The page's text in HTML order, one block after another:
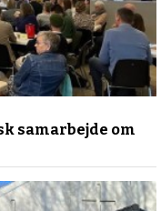
samarbejde om